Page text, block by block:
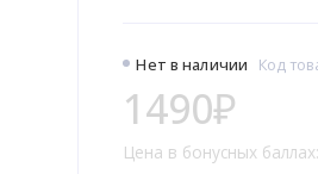
Нет в наличии Код
1490₽
Цена в бонусных